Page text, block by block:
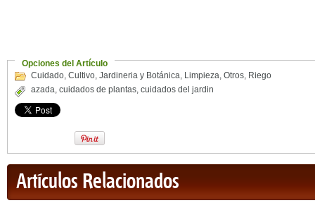
Opciones del Artículo
Cuidado, Cultivo, Jardineria y Botánica, Limpieza, Otros, Riego
azada, cuidados de plantas, cuidados del jardin
Artículos Relacionados